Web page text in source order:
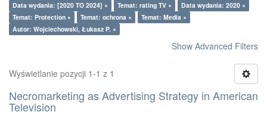
Data wydania: [2020 TO 2024] ×
Temat: rating TV ×
Data wydania: 2020 ×
Temat: Protection ×
Temat: ochrona ×
Temat: Media ×
Autor: Wojciechowski, Łukasz P. ×
Show Advanced Filters
Wyświetlanie pozycji 1-1 z 1
Necromarketing as Advertising Strategy in American
Television